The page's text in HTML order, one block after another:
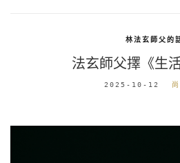
林法玄師父的
法玄師父擇《生
2025-10-12